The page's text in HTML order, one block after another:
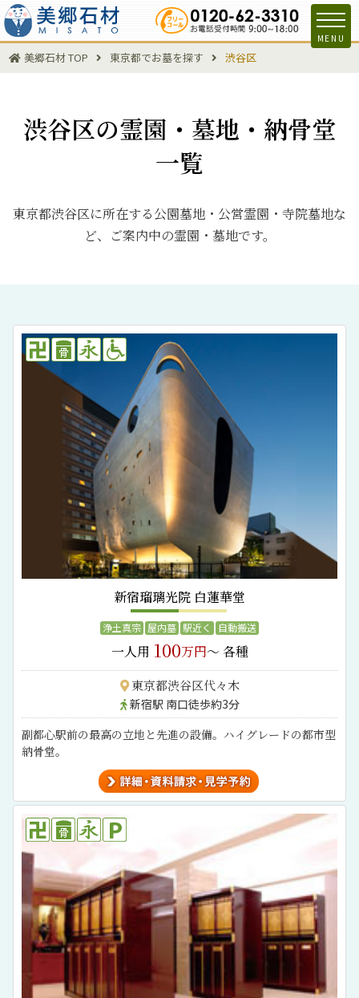
MENU
美郷石材 TOP 東京都でお墓を探す 渋谷区
渋谷区の霊園・墓地・納骨堂
一覧
東京都渋谷区に所在する公園墓地・公営霊園・寺院墓地な
ど、ご案内中の霊園・墓地です。
新宿瑠璃光院 白蓮華堂
浄土真宗 屋内墓 駅近く 自動搬送
一人用 100万円～ 各種
東京都渋谷区代々木
新宿駅 南口徒歩約3分
副都心駅前の最高の立地と先進の設備。ハイグレードの都市型
納骨堂。